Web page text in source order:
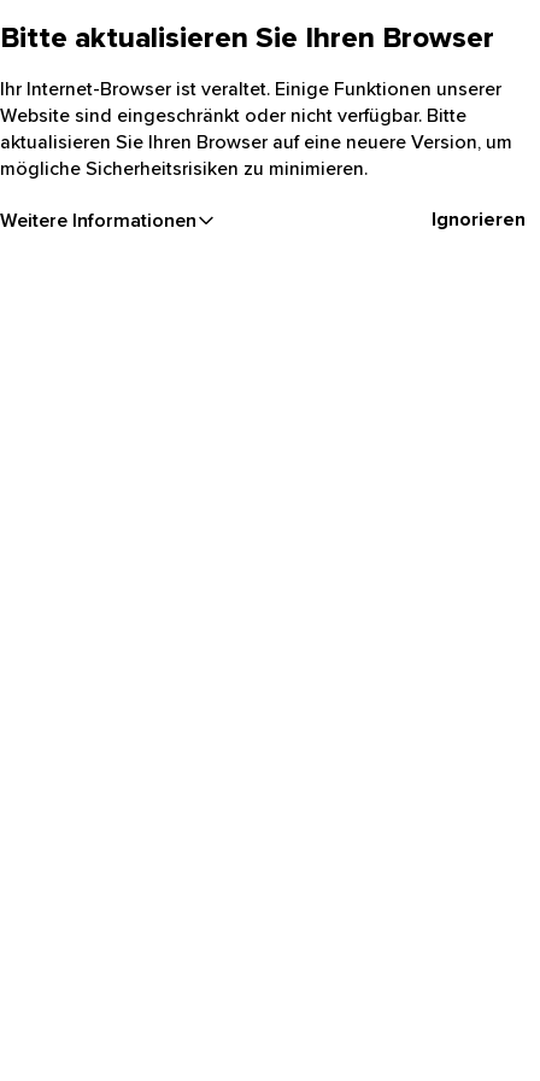
Bitte aktualisieren Sie Ihren Browser
Ihr Internet-Browser ist veraltet. Einige Funktionen unserer
Website sind eingeschränkt oder nicht verfügbar. Bitte
aktualisieren Sie Ihren Browser auf eine neuere Version, um
mögliche Sicherheitsrisiken zu minimieren.
Weitere Informationen Ignorieren